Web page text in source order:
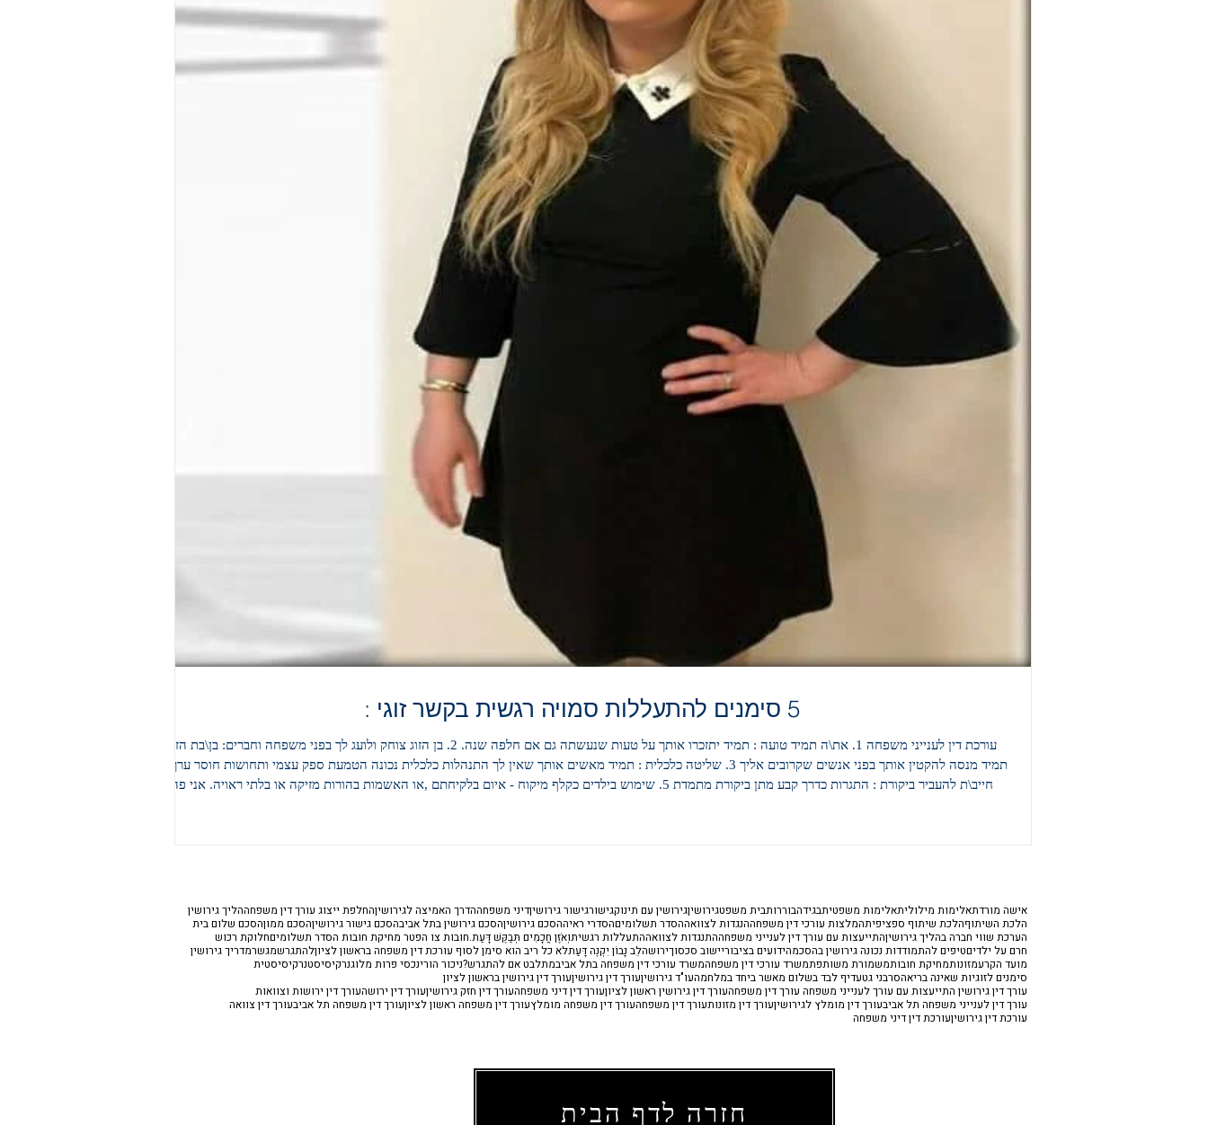
5 סימנים להתעללות סמויה רגשית בקשר זוגי :
עורכת דין לענייני משפחה 1. את\ה תמיד טועה : תמיד יתזכרו אותך על טעות שנעשתה גם אם חלפה שנה. 2. בן הזוג צוחק ולועג לך בפני משפחה וחברים: בן\בת הזוג
חייב\ת להעביר ביקורת : התגרות כדרך קבע מתן ביקורת מתמדת 5. שימוש בילדים כקלף מיקוח - איום בלקיחתם ,או האשמות בהורות מזיקה או בלתי ראויה. אני פה
אישה מורדתאלימות מילוליתאלימות משפטיתבגידהבוררותבית משפטגירושיןגירושין עם תינוקגישורגישור גירושיןדיני משפחההדרך האמיצה לגירושיןהחלפת ייצוג עורך דין משפחההליך גירושין
הלכת השיתוףהלכת שיתוף ספציפיתהמלצות עורכי דין משפחההנגדות לצוואההסדר תשלומיםהסדרי ראיההסכם גירושיןהסכם גירושין בתל אביבהסכם גישור גירושיןהסכם ממוןהסכם שלום בית
הערכת שווי חברה בהליך גירושיןהתייעצות עם עורך דין לענייני משפחההתנגדות לצוואההתעללות רגשיתוְאֹזֶן חֲכָמִים תְּבַקֶּשׁ דָּעַת.חובות צו הפטר מחיקת חובות הסדר תשלומיםחלוקת רכוש
חרם על ילדיםטיפים להתמודדות נכונה גירושין בהסכמהידועים בציבוריישוב סכסוךירושהלֵב נָבוֹן יִקְנֶה דָּעַתלא כל ריב הוא סימן לסוף עורכת דין משפחה בראשון לציוןלהתגרשמגשרמדריך גירושין
מועד הקרעמזונותמחיקת חובותמשמורת משותפתמשרד עורכי דין משפחהמשרד עורכי דין משפחה בתל אביבמתלבט אם להתגרש?ניכור הורינכסי פרות מלוגנרקיסיסטנרקיסיסטית
סימנים לזוגיות שאינה בריאהסרבני גטעדיף לבד בשלום מאשר ביחד במלחמהעו"ד גירושיןעורך דין גירושיןעורך דין גירושין בראשון לציון
עורך דין גירושין התייעצות עם עורך לענייני משפחה עורך דין משפחהעורך דין גירושין ראשון לציוןעורך דין דיני משפחהעורך דין חזק גירושיןעורך דין ירושהעורך דין ירושות וצוואות
עורך דין לענייני משפחה תל אביבעורך דין מומלץ לגירושיןעורך דין מזונותעורך דין משפחהעורך דין משפחה מומלץעורך דין משפחה ראשון לציוןעורך דין משפחה תל אביבעורך דין צוואה
עורכת דין גירושיןעורכת דין דיני משפחה
חזרה לדף הבית